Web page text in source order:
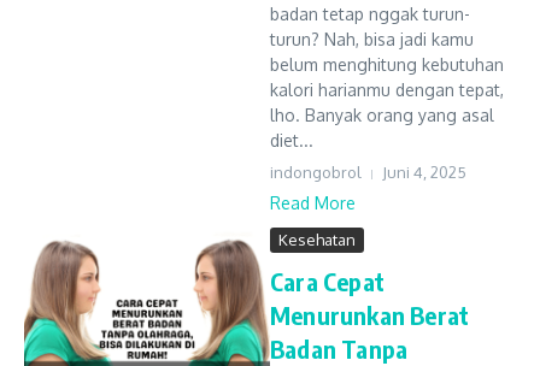
badan tetap nggak turun-
turun? Nah, bisa jadi kamu
belum menghitung kebutuhan
kalori harianmu dengan tepat,
lho. Banyak orang yang asal
diet...
indongobrol Juni 4, 2025
Read More
Kesehatan
Cara Cepat
Menurunkan Berat
Badan Tanpa